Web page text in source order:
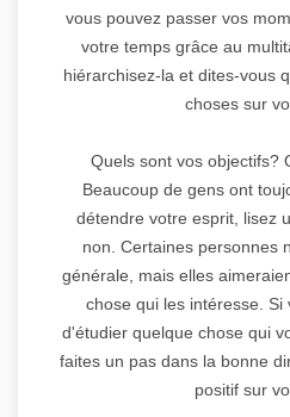
vous pouvez passer vos
votre temps grâce au
hiérarchisez-la et dites-vous
choses sur
Quels sont vos objectifs?
Beaucoup de gens ont
détendre votre esprit, lisez
non. Certaines personnes
générale, mais elles
chose qui les intéresse. Si
d'étudier quelque chose qui
faites un pas dans la bonne
positif sur